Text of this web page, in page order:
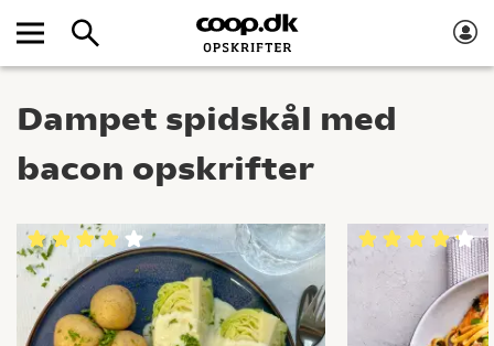
Dampet spidskål med
bacon opskrifter